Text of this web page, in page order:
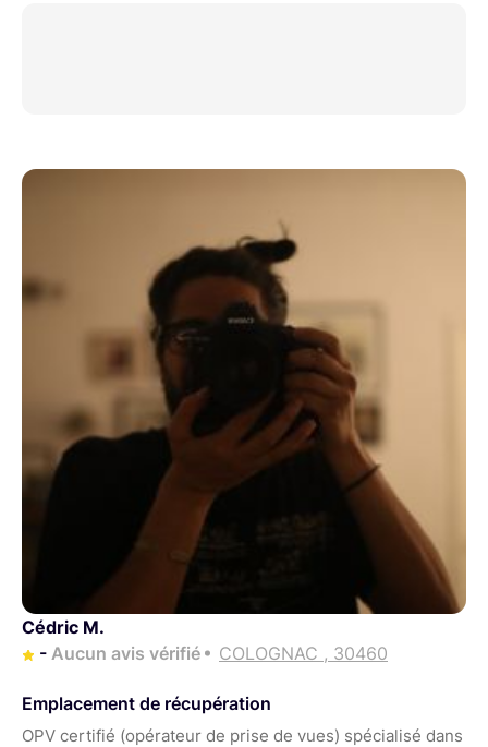
Cédric M.
- Aucun avis vérifié COLOGNAC , 30460
Emplacement de récupération
OPV certifié (opérateur de prise de vues) spécialisé dans